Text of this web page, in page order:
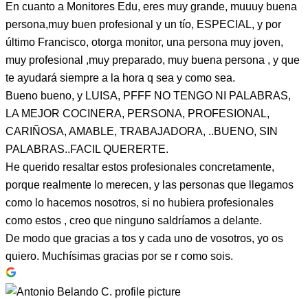
En cuanto a Monitores Edu, eres muy grande, muuuy buena
persona,muy buen profesional y un tío, ESPECIAL, y por
último Francisco, otorga monitor, una persona muy joven,
muy profesional ,muy preparado, muy buena persona , y que
te ayudará siempre a la hora q sea y como sea.
Bueno bueno, y LUISA, PFFF NO TENGO NI PALABRAS,
LA MEJOR COCINERA, PERSONA, PROFESIONAL,
CARIÑOSA, AMABLE, TRABAJADORA, ..BUENO, SIN
PALABRAS..FACIL QUERERTE.
He querido resaltar estos profesionales concretamente,
porque realmente lo merecen, y las personas que llegamos
como lo hacemos nosotros, si no hubiera profesionales
como estos , creo que ninguno saldríamos a delante.
De modo que gracias a tos y cada uno de vosotros, yo os
quiero. Muchísimas gracias por se r como sois.